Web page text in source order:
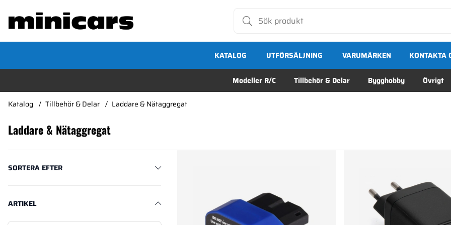
KATALOG
Modeller R/C Tillbehör & Delar Bygghobby Övrigt
UTFÖRSÄLJNING VARUMÄRKEN KONTAKTA
Katalog Tillbehör & Delar Laddare & Nätaggregat
Laddare & Nätaggregat
SORTERA EFTER
ARTIKEL